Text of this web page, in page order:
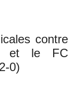
contre
et le FC
0)